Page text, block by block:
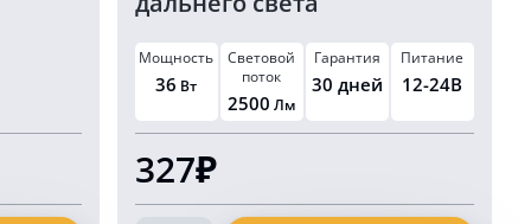
Мощность
36 Вт
Световой
поток
2500 Лм
Гарантия
30 дней
Питание
12-24В
327₽